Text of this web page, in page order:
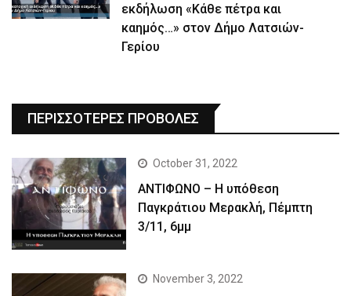
εκδήλωση «Κάθε πέτρα και
καημός…» στον Δήμο Λατσιών-
Γερίου
ΠΕΡΙΣΣΟΤΕΡΕΣ ΠΡΟΒΟΛΕΣ
October 31, 2022
ΑΝΤΙΦΩΝΟ – Η υπόθεση
Παγκράτιου Μερακλή, Πέμπτη
3/11, 6μμ
November 3, 2022